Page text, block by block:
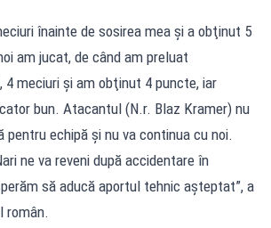
înainte de sosirea mea şi a obţinut 5
am jucat, de când am preluat
4 meciuri şi am obţinut 4 puncte, iar
bun. Atacantul (N.r. Blaz Kramer) nu
pentru echipă şi nu va continua cu noi.
ne va reveni după accidentare în
să aducă aportul tehnic aşteptat”, a
român.